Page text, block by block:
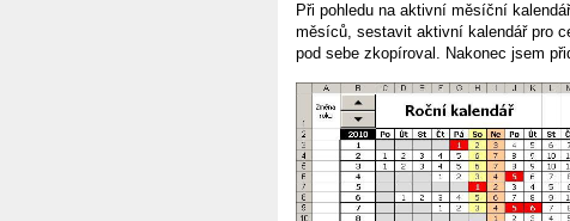
Při pohledu na aktivní měsíční
měsíců, sestavit aktivní kalendář pro
pod sebe zkopíroval. Nakonec jsem